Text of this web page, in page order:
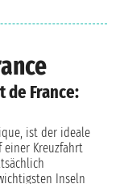
France:
ist der ideale
Kreuzfahrt
Inseln